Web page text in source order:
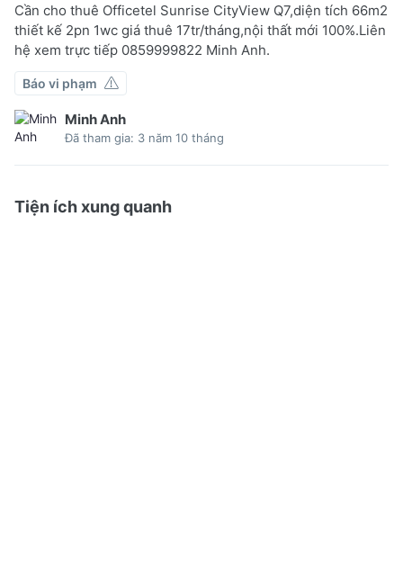
Cần cho thuê Officetel Sunrise CityView Q7,diện tích 66m2
thiết kế 2pn 1wc giá thuê 17tr/tháng,nội thất mới 100%.Liên
hệ xem trực tiếp 0859999822 Minh Anh.
Báo vi phạm
Minh Anh
Đã tham gia: 3 năm 10 tháng
Tiện ích xung quanh